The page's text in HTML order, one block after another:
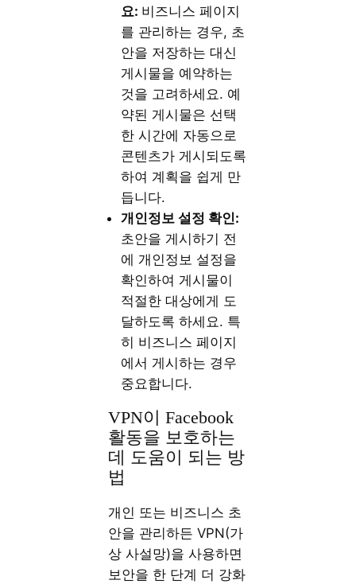
요: 비즈니스 페이지
를 관리하는 경우, 초
안을 저장하는 대신
게시물을 예약하는
것을 고려하세요. 예
약된 게시물은 선택
한 시간에 자동으로
콘텐츠가 게시되도록
하여 계획을 쉽게 만
듭니다.
개인정보설정 확인:
초안을 게시하기 전
에 개인정보 설정을
확인하여 게시물이
적절한 대상에게 도
달하도록 하세요. 특
히 비즈니스 페이지
에서 게시하는 경우
중요합니다.
VPN이 Facebook
활동을 보호하는
데 도움이 되는 방
법
개인 또는 비즈니스 초
안을 관리하든 VPN(가
상 사설망)을 사용하면
보안을 한 단계 더 강화